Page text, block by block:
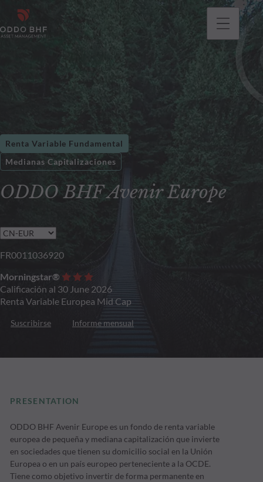
ODDO BHF Avenir Europe
Renta Variable Fundamental
Medianas Capitalizaciones
FR0011036920
Morningstar®
Calificación al 30 June 2026
Renta Variable Europea Mid Cap
Suscribirse Informe mensual
PRESENTATION
ODDO BHF Avenir Europe es un fondo de renta variable
europea de pequeña y mediana capitalización que invierte
en sociedades que tienen su domicilio social en la Unión
Europea o en un país europeo perteneciente a la OCDE.
Tiene como objetivo invertir de forma permanente en